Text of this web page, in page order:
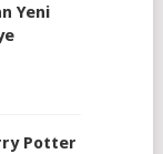
Yeni
Potter